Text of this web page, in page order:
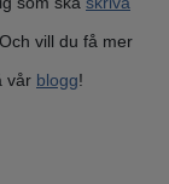
. Och vill du få mer
vår blogg!